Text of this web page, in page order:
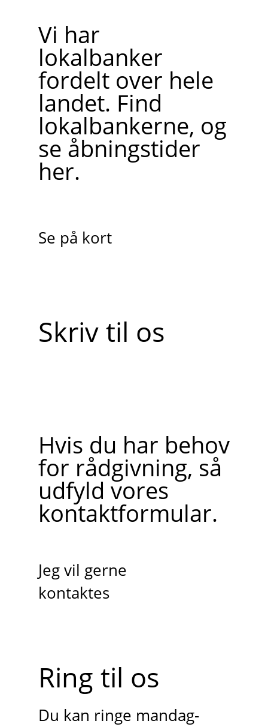
Vi har
lokalbanker
fordelt over hele
landet. Find
lokalbankerne, og
se åbningstider
her.
Se på kort
Skriv til os
Hvis du har behov
for rådgivning, så
udfyld vores
kontaktformular.
Jeg vil gerne
kontaktes
Ring til os
Du kan ringe mandag-